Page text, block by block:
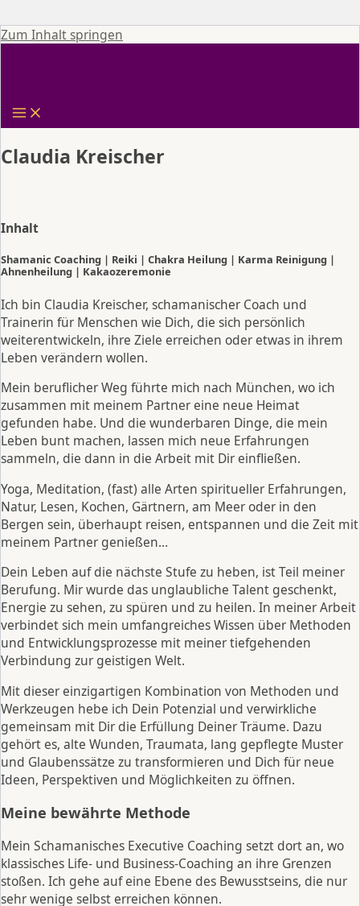
Zum Inhalt springen
Claudia Kreischer
Inhalt
Shamanic Coaching | Reiki | Chakra Heilung | Karma Reinigung |
Ahnenheilung | Kakaozeremonie
Ich bin Claudia Kreischer, schamanischer Coach und
Trainerin für Menschen wie Dich, die sich persönlich
weiterentwickeln, ihre Ziele erreichen oder etwas in ihrem
Leben verändern wollen.
Mein beruflicher Weg führte mich nach München, wo ich
zusammen mit meinem Partner eine neue Heimat
gefunden habe. Und die wunderbaren Dinge, die mein
Leben bunt machen, lassen mich neue Erfahrungen
sammeln, die dann in die Arbeit mit Dir einfließen.
Yoga, Meditation, (fast) alle Arten spiritueller Erfahrungen,
Natur, Lesen, Kochen, Gärtnern, am Meer oder in den
Bergen sein, überhaupt reisen, entspannen und die Zeit mit
meinem Partner genießen…
Dein Leben auf die nächste Stufe zu heben, ist Teil meiner
Berufung. Mir wurde das unglaubliche Talent geschenkt,
Energie zu sehen, zu spüren und zu heilen. In meiner Arbeit
verbindet sich mein umfangreiches Wissen über Methoden
und Entwicklungsprozesse mit meiner tiefgehenden
Verbindung zur geistigen Welt.
Mit dieser einzigartigen Kombination von Methoden und
Werkzeugen hebe ich Dein Potenzial und verwirkliche
gemeinsam mit Dir die Erfüllung Deiner Träume. Dazu
gehört es, alte Wunden, Traumata, lang gepflegte Muster
und Glaubenssätze zu transformieren und Dich für neue
Ideen, Perspektiven und Möglichkeiten zu öffnen.
Meine bewährte Methode
Mein Schamanisches Executive Coaching setzt dort an, wo
klassisches Life- und Business-Coaching an ihre Grenzen
stoßen. Ich gehe auf eine Ebene des Bewusstseins, die nur
sehr wenige selbst erreichen können.